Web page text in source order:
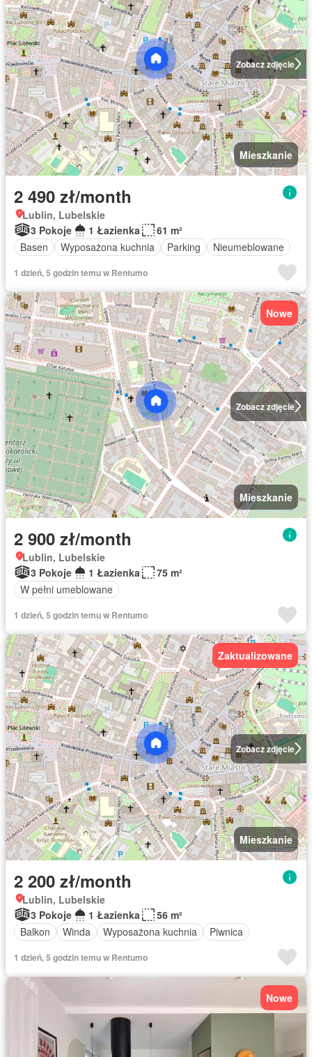
Zobacz zdjęcie
Mieszkanie
2 490 zł/month
Lublin, Lubelskie
3 Pokoje
1 Łazienka
61 m²
Basen
Wyposażona kuchnia Parking Nieumeblowane
1 dzień, 5 godzin temu w Rentumo
Zobacz zdjęcie
Nowe
Mieszkanie
2 900 zł/month
Lublin, Lubelskie
3 Pokoje
1 Łazienka
75 m²
W pełni umeblowane
1 dzień, 5 godzin temu w Rentumo
Zobacz zdjęcie
Zaktualizowane
Mieszkanie
2 200 zł/month
Lublin, Lubelskie
3 Pokoje
1 Łazienka
56 m²
Balkon
Winda Wyposażona kuchnia Piwnica
1 dzień, 5 godzin temu w Rentumo
Nowe